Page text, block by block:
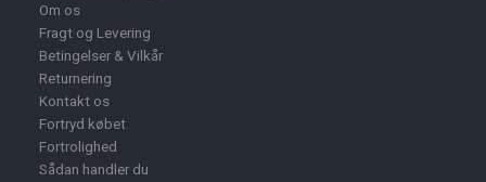
Om os
Fragt og Levering
Betingelser & Vilkår
Returnering
Kontakt os
Fortryd købet
Fortrolighed
Sådan handler du